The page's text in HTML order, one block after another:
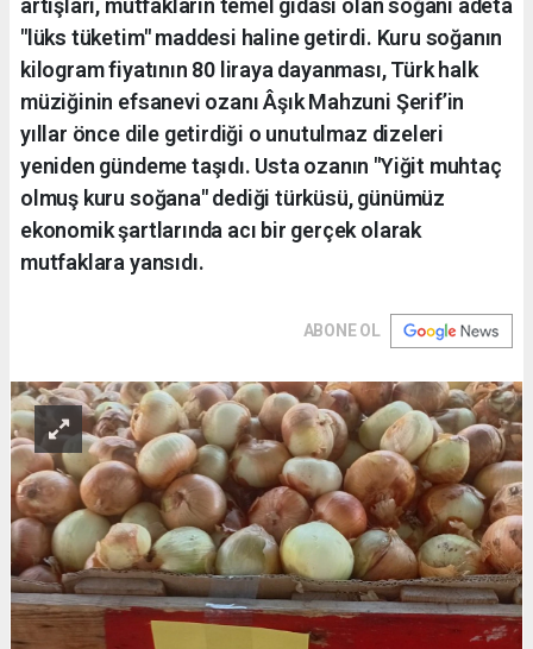
artışları, mutfakların temel gıdası olan soğanı adeta
"lüks tüketim" maddesi haline getirdi. Kuru soğanın
kilogram fiyatının 80 liraya dayanması, Türk halk
müziğinin efsanevi ozanı Âşık Mahzuni Şerif’in
yıllar önce dile getirdiği o unutulmaz dizeleri
yeniden gündeme taşıdı. Usta ozanın "Yiğit muhtaç
olmuş kuru soğana" dediği türküsü, günümüz
ekonomik şartlarında acı bir gerçek olarak
mutfaklara yansıdı.
ABONE OL